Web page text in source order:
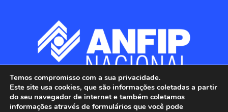
Temos compromisso com a sua privacidade.
Este site usa cookies, que são informações coletadas a partir
do seu navegador de internet e também coletamos
informações através de formulários que você pode